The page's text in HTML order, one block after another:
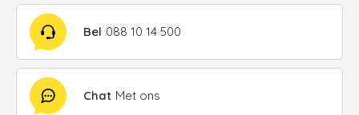
Bel 088 10 14 500
Chat Met ons